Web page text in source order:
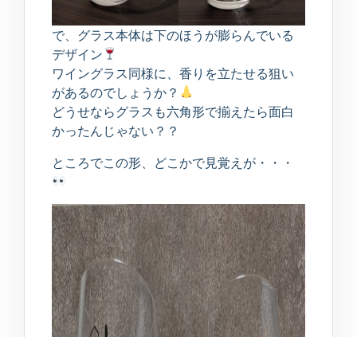
で、グラス本体は下のほうが膨らんでいる
デザイン
ワイングラス同様に、香りを立たせる狙い
があるのでしょうか？
どうせならグラスも六角形で揃えたら面白
かったんじゃない？？
ところでこの形、どこかで見覚えが・・・